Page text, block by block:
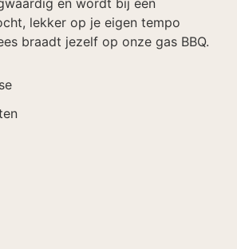
lekker op je eigen tempo
braadt jezelf op onze gas BBQ.